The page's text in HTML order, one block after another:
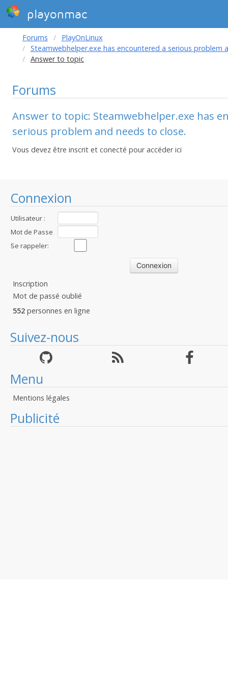
playonmac
Connexion
Utilisateur :
Mot de Passe
:Se rappeler:
Inscription
Mot de passé oublié
552 personnes en ligne
Suivez-nous
Menu
Mentions légales
Publicité
Forums
PlayOnLinux
Steamwebhelper.exe has encountered a serious problem
Answer to topic
Forums
Answer to topic: Steamwebhelper.exe has
serious problem and needs to close.
Vous devez être inscrit et conecté pour accéder ici